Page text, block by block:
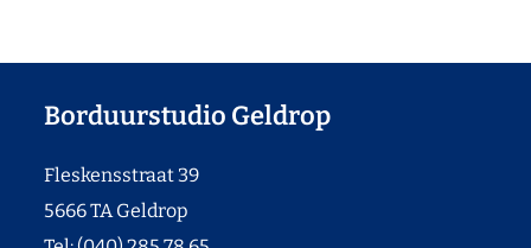
Borduurstudio Geldrop
Fleskensstraat 39
5666 TA Geldrop